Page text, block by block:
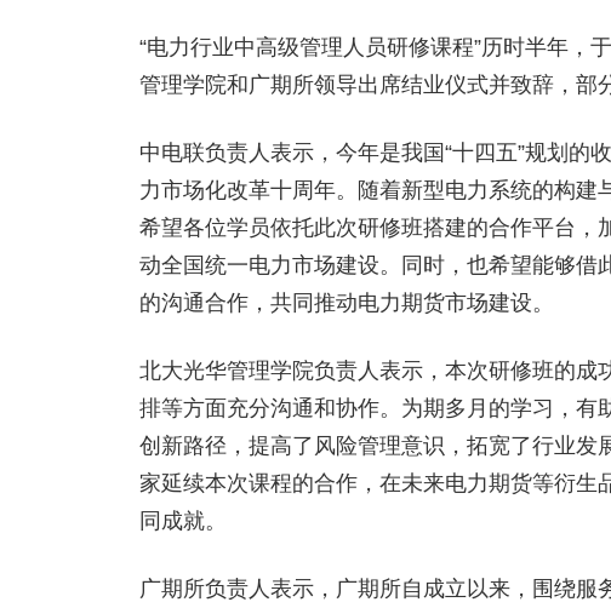
“电力行业中高级管理人员研修课程”历时半年，
管理学院和广期所领导出席结业仪式并致辞，部
中电联负责人表示，今年是我国“十四五”规划的
力市场化改革十周年。随着新型电力系统的构建
希望各位学员依托此次研修班搭建的合作平台
动全国统一电力市场建设。同时，也希望能够
的沟通合作，共同推动电力期货市场建设。
北大光华管理学院负责人表示，本次研修班的
排等方面充分沟通和协作。为期多月的学习，
创新路径，提高了风险管理意识，拓宽了行业
家延续本次课程的合作，在未来电力期货等衍
同成就。
广期所负责人表示，广期所自成立以来，围绕